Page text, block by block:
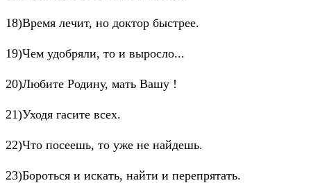
18)Время лечит, но доктор быстрее.
19)Чем удобряли, то и выросло...
20)Любите Родину, мать Вашу !
21)Уходя гасите всех.
22)Что посеешь, то уже не найдешь.
23)Бороться и искать, найти и перепрятать.